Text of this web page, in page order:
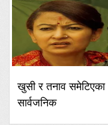
खुसी र तनाव समेटिएका
सार्वजनिक